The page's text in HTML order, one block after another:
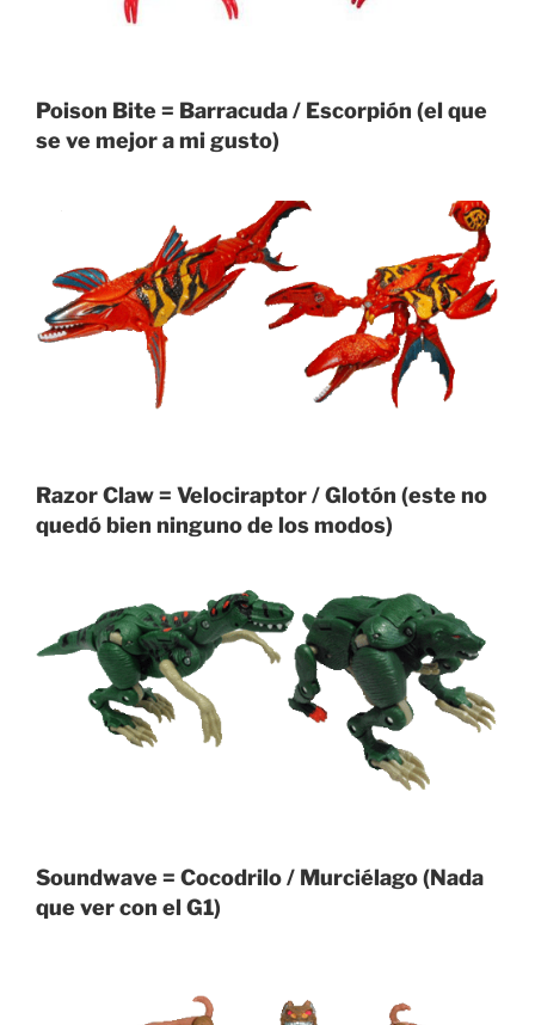
Poison Bite = Barracuda / Escorpión (el que
se ve mejor a mi gusto)
Razor Claw = Velociraptor / Glotón (este no
quedó bien ninguno de los modos)
Soundwave = Cocodrilo / Murciélago (Nada
que ver con el G1)